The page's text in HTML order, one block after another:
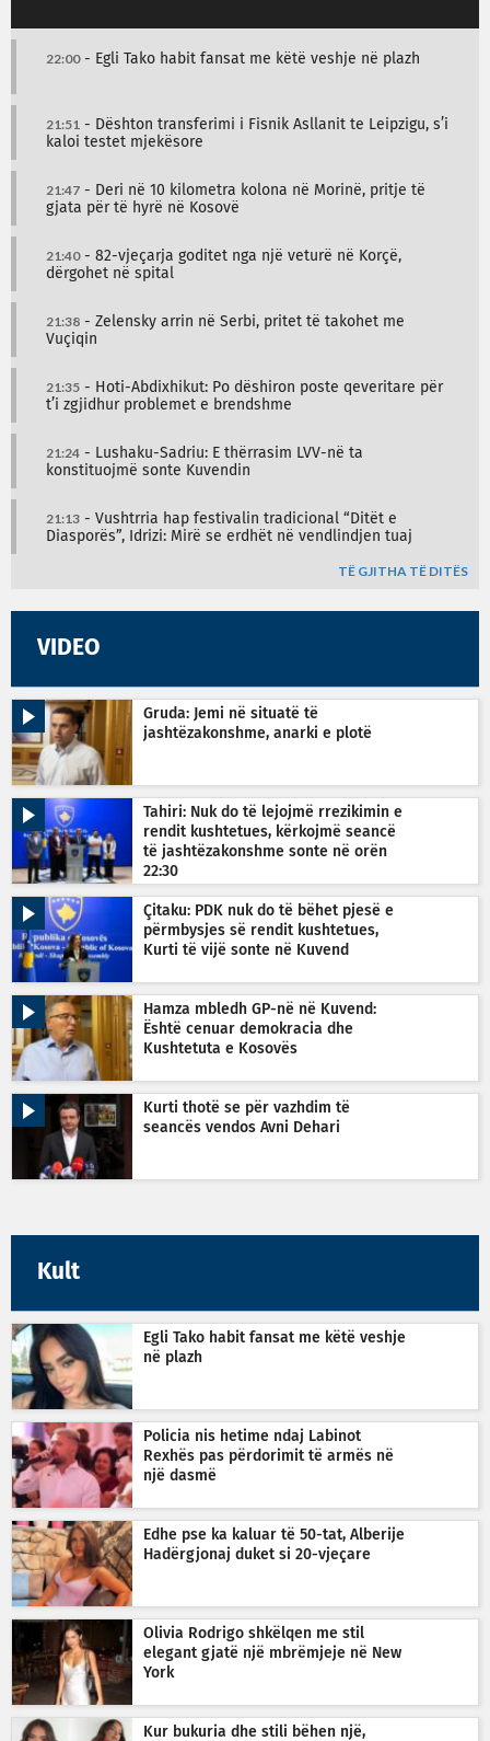
22:00- Egli Tako habit fansat me këtë veshje në plazh
21:51 - Dështon transferimi i Fisnik Asllanit te Leipzigu, s’i
kaloi testet mjekësore
21:47 - Deri në 10 kilometra kolona në Morinë, pritje të
gjata për të hyrë në Kosovë
21:40- 82-vjeçarja goditet nga një veturë në Korçë,
dërgohet në spital
21:38 - Zelensky arrin në Serbi, pritet të takohet me
Vuçiqin
21:35 - Hoti-Abdixhikut: Po dëshiron poste qeveritare për
t’i zgjidhur problemet e brendshme
21:24 - Lushaku-Sadriu: E thërrasim LVV-në ta
konstituojmë sonte Kuvendin
21:13 - Vushtrria hap festivalin tradicional “Ditët e
Diasporës”, Idrizi: Mirë se erdhët në vendlindjen tuaj
TË GJITHA TË DITËS
VIDEO
Gruda: Jemi në situatë të
jashtëzakonshme, anarki e plotë
Tahiri: Nuk do të lejojmë rrezikimin e
rendit kushtetues, kërkojmë seancë
të jashtëzakonshme sonte në orën
22:30
Çitaku: PDK nuk do të bëhet pjesë e
përmbysjes së rendit kushtetues,
Kurti të vijë sonte në Kuvend
Hamza mbledh GP-në në Kuvend:
Është cenuar demokracia dhe
Kushtetuta e Kosovës
Kurti thotë se për vazhdim të
seancës vendos Avni Dehari
Kult
Egli Tako habit fansat me këtë veshje
në plazh
Policia nis hetime ndaj Labinot
Rexhës pas përdorimit të armës në
një dasmë
Edhe pse ka kaluar të 50-tat, Alberije
Hadërgjonaj duket si 20-vjeçare
Olivia Rodrigo shkëlqen me stil
elegant gjatë një mbrëmjeje në New
York
Kur bukuria dhe stili bëhen një,